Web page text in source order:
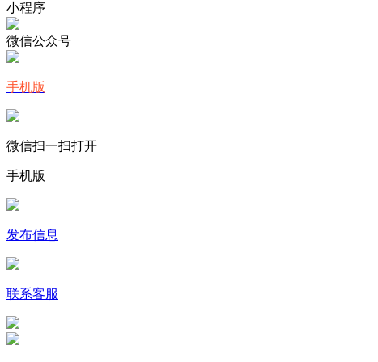
小程序
微信公众号
手机版
微信扫一扫打开
手机版
发布信息
联系客服